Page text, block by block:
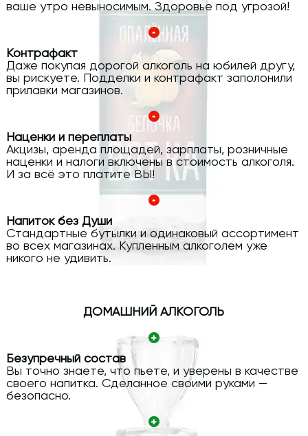
ваше утро невыносимым. Здоровье под угрозой!
Контрафакт
Даже покупая дорогой алкоголь на юбилей другу,
вы рискуете. Подделки и контрафакт заполонили
прилавки магазинов.
Наценки и переплаты
Акцизы, аренда площадей, зарплаты, розничные
наценки и налоги включены в стоимость алкоголя.
И за всё это платите ВЫ!
Напиток без Души
Стандартные бутылки и одинаковый ассортимент
во всех магазинах. Купленным алкоголем уже
никого не удивить.
ДОМАШНИЙ АЛКОГОЛЬ
Безупречный состав
Вы точно знаете, что пьете, и уверены в качестве
своего напитка. Сделанное своими руками —
безопасно.